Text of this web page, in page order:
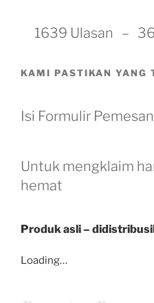
1639 Ulasan –
KAMI PASTIKAN YANG
Isi Formulir
Untuk mengklaim
hemat
Produk asli –
Loading…